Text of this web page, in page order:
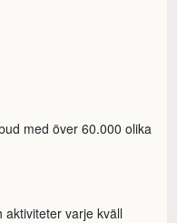
med över 60.000 olika
aktiviteter varje kväll